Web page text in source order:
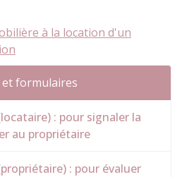
à la location d'un
et formulaires
: pour signaler la
au propriétaire
: pour évaluer